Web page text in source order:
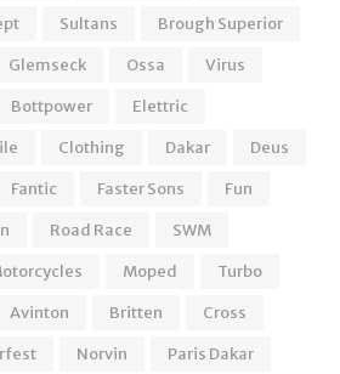
Sultans
Brough Superior
Glemseck Ossa
Virus
Bottpower
Elettric
Clothing Dakar
Deus
Fantic Faster Sons
Fun
Road Race
SWM
Moped
Turbo
Avinton Britten
Cross
Norvin
Paris Dakar